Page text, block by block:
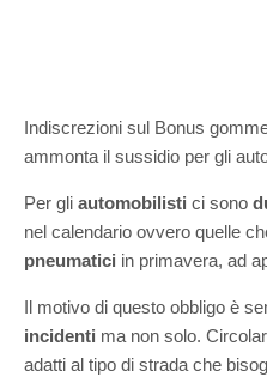
Indiscrezioni sul Bonus
ammonta il sussidio per gli
Per gli automobilisti ci sono
nel calendario ovvero quelle
pneumatici in primavera, ad
Il motivo di questo obbligo è
incidenti ma non solo.
adatti al tipo di strada che